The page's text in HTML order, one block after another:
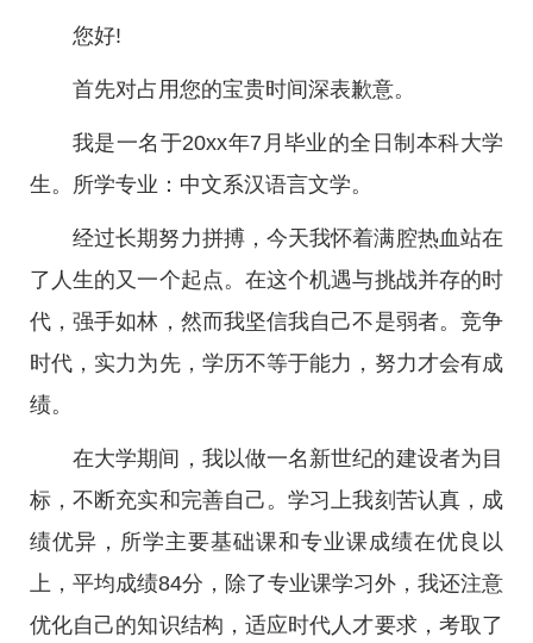
您好!
首先对占用您的宝贵时间深表歉意。
我是一名于20xx年7月毕业的全日制本科大学
生。所学专业：中文系汉语言文学。
经过长期努力拼搏，今天我怀着满腔热血站在
了人生的又一个起点。在这个机遇与挑战并存的时
代，强手如林，然而我坚信我自己不是弱者。竞争
时代，实力为先，学历不等于能力，努力才会有成
绩。
在大学期间，我以做一名新世纪的建设者为目
标，不断充实和完善自己。学习上我刻苦认真，成
绩优异，所学主要基础课和专业课成绩在优良以
上，平均成绩84分，除了专业课学习外，我还注意
优化自己的知识结构，适应时代人才要求，考取了